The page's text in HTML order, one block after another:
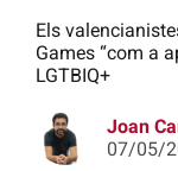
Els
Games “com a
LGTBIQ+
Joan
07/05/